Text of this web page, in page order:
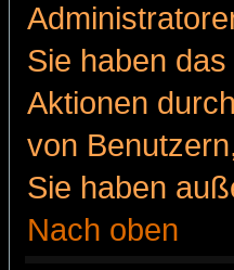
Sie haben
Aktionen
von
Sie haben
Nach oben